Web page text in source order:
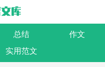
总结
作文
实用范文